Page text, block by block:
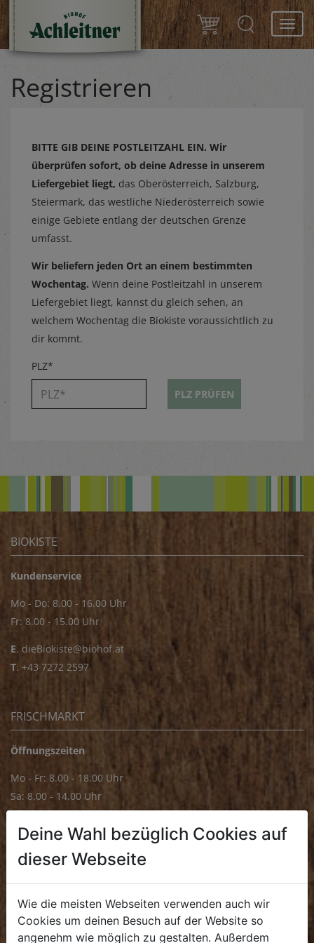
Registrieren
BITTE GIB DEINE POSTLEITZAHL EIN. Wir
überprüfen sofort, ob deine Adresse in unserem
Liefergebiet liegt, das Oberösterreich, Salzburg,
Steiermark, das westliche Niederösterreich sowie
einige Gebiete entlang der deutschen Grenze
umfasst.
Wir beliefern jeden Ort an einem bestimmten
Wochentag. Wenn deine Postleitzahl in unserem
Liefergebiet liegt, kannst du gleich sehen, an
welchem Wochentag die Biokiste voraussichtlich zu
dir kommt.
PLZ*
PLZ PRÜFEN
BIOKISTE
Kundenservice
Mo - Do: 8.00 - 16.00 Uhr
Fr: 8.00 - 15.00 Uhr
E. dieBiokiste@biohof.at
T. +43 7272 2597
FRISCHMARKT
Öffnungszeiten
Mo - Fr: 8.00 - 18.00 Uhr
Sa: 8.00 - 14.00 Uhr
Mo - Fr: 8.00 - 16.00 Uhr
. +43 7272 4859 70
Deine Wahl bezüglich Cookies auf
dieser Webseite
Wie die meisten Webseiten verwenden auch wir
Cookies um deinen Besuch auf der Website so
angenehm wie möglich zu gestalten. Außerdem